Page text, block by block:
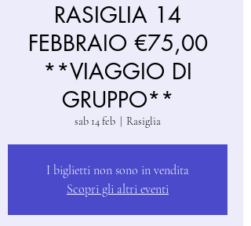
RASIGLIA 14
FEBBRAIO €75,00
**VIAGGIO DI
GRUPPO**
sab 14 feb Rasiglia
I biglietti non sono in vendita
Scopri gli altri eventi